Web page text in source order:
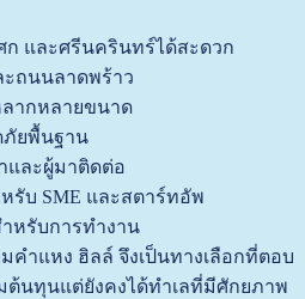
ก และศรีนครินทร์ได้สะดวก
ถนนลาดพร้าว
ากหลายขนาด
ภัยพื้นฐาน
และผู้มาติดต่อ
รับ SME และสตาร์ทอัพ
หรับการทำงาน
คำแหง ฮิลล์ จึงเป็นทางเลือกที่ตอบ
นทุนแต่ยังคงได้ทำเลที่มีศักยภาพ